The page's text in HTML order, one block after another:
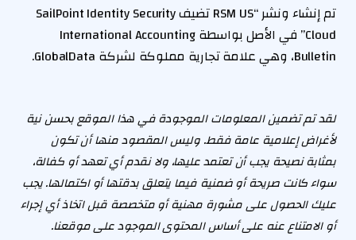
تم إنشاء ونشر “RSM US تضيف SailPoint Identity Security
Cloud” في الأصل بواسطة International Accounting
Bulletin، وهي علامة تجارية مملوكة لشركة GlobalData.
لقد تم تضمين المعلومات الموجودة في هذا الموقع بحسن نية
لأغراض إعلامية عامة فقط. وليس المقصود منها أن تكون
بمثابة نصيحة يجب أن تعتمد عليها، ولا نقدم أي تعهد أو كفالة،
سواء كانت صريحة أو ضمنية فيما يتعلق بدقتها أو اكتمالها. يجب
عليك الحصول على مشورة مهنية أو متخصصة قبل اتخاذ أي إجراء
أو الامتناع عنه على أساس المحتوى الموجود على موقعنا.